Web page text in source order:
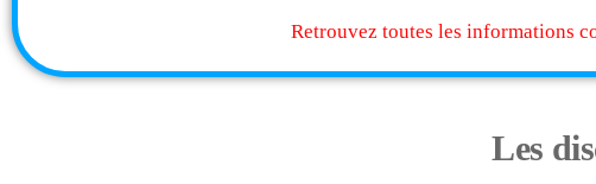
Retrouvez toutes les informations
Les